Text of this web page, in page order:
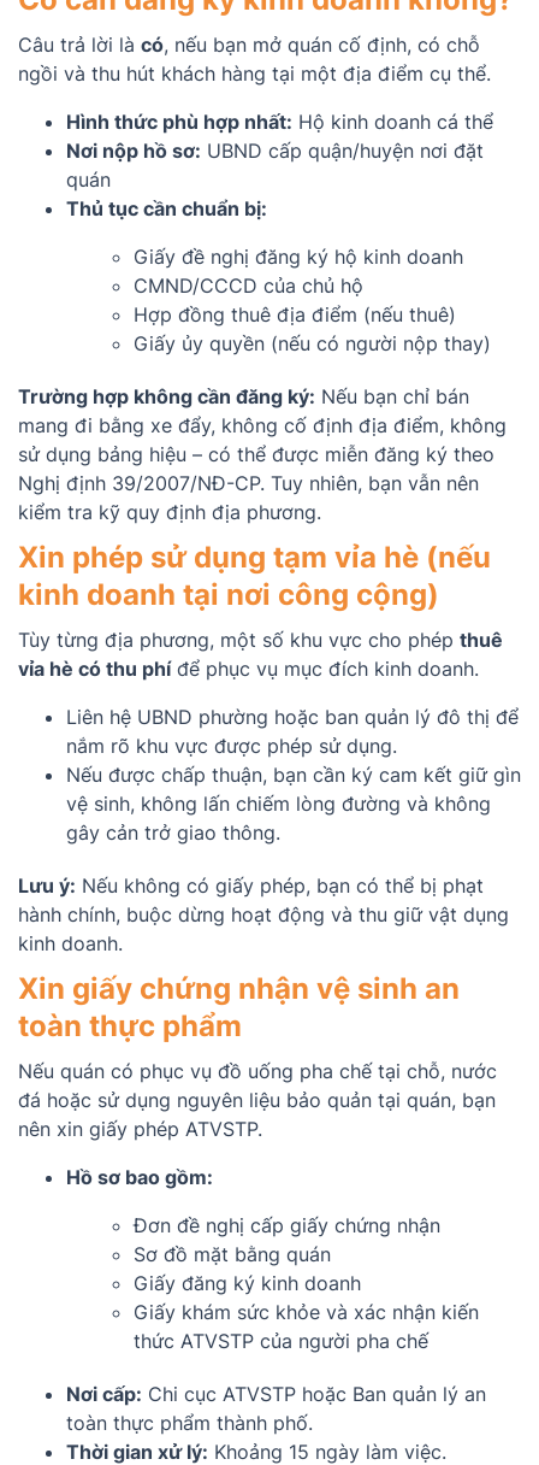
Câu trả lời là có, nếu bạn mở quán cố định, có chỗ
ngồi và thu hút khách hàng tại một địa điểm cụ thể.
Hình thức phù hợp nhất: Hộ kinh doanh cá thể
Nơi nộp hồ sơ: UBND cấp quận/huyện nơi đặt
quán
Thủ tục cần chuẩn bị:
Giấy đề nghị đăng ký hộ kinh doanh
CMND/CCCD của chủ hộ
Hợp đồng thuê địa điểm (nếu thuê)
Giấy ủy quyền (nếu có người nộp thay)
Trường hợp không cần đăng ký: Nếu bạn chỉ bán
mang đi bằng xe đẩy, không cố định địa điểm, không
sử dụng bảng hiệu – có thể được miễn đăng ký theo
Nghị định 39/2007/NĐ-CP. Tuy nhiên, bạn vẫn nên
kiểm tra kỹ quy định địa phương.
Xin phép sử dụng tạm vỉa hè (nếu
kinh doanh tại nơi công cộng)
Tùy từng địa phương, một số khu vực cho phép thuê
vỉa hè có thu phíđể phục vụ mục đích kinh doanh.
Liên hệ UBND phường hoặc ban quản lý đô thị để
nắm rõ khu vực được phép sử dụng.
Nếu được chấp thuận, bạn cần ký cam kết giữ gìn
vệ sinh, không lấn chiếm lòng đường và không
gây cản trở giao thông.
Lưu ý: Nếu không có giấy phép, bạn có thể bị phạt
hành chính, buộc dừng hoạt động và thu giữ vật dụng
kinh doanh.
Xin giấy chứng nhận vệ sinh an
toàn thực phẩm
Nếu quán có phục vụ đồ uống pha chế tại chỗ, nước
đá hoặc sử dụng nguyên liệu bảo quản tại quán, bạn
nên xin giấy phép ATVSTP.
Hồ sơ bao gồm:
Đơn đề nghị cấp giấy chứng nhận
Sơ đồ mặt bằng quán
Giấy đăng ký kinh doanh
Giấy khám sức khỏe và xác nhận kiến
thức ATVSTP của người pha chế
Nơi cấp: Chi cục ATVSTP hoặc Ban quản lý an
toàn thực phẩm thành phố.
Thời gian xử lý: Khoảng 15 ngày làm việc.